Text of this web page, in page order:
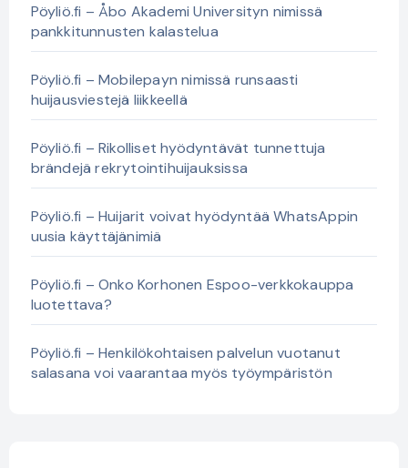
Pöyliö.fi – Åbo Akademi Universityn nimissä
pankkitunnusten kalastelua
Pöyliö.fi – Mobilepayn nimissä runsaasti
huijausviestejä liikkeellä
Pöyliö.fi – Rikolliset hyödyntävät tunnettuja
brändejä rekrytointihuijauksissa
Pöyliö.fi – Huijarit voivat hyödyntää WhatsAppin
uusia käyttäjänimiä
Pöyliö.fi – Onko Korhonen Espoo-verkkokauppa
luotettava?
Pöyliö.fi – Henkilökohtaisen palvelun vuotanut
salasana voi vaarantaa myös työympäristön